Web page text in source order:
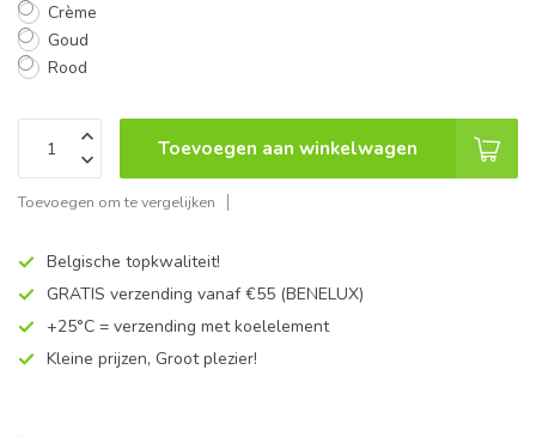
Crème
Goud
Rood
Toevoegen aan winkelwagen
Toevoegen om te vergelijken
Belgische topkwaliteit!
GRATIS verzending vanaf €55 (BENELUX)
+25°C = verzending met koelelement
Kleine prijzen, Groot plezier!